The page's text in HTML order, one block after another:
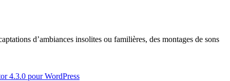
d’ambiances insolites ou familières, des montages de sons
4.3.0 pour WordPress